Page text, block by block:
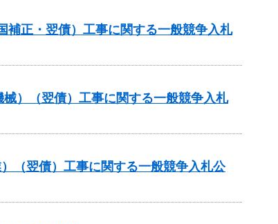
正・翌債）工事に関する一般競争入札
）（翌債）工事に関する一般競争入札
（翌債）工事に関する一般競争入札公